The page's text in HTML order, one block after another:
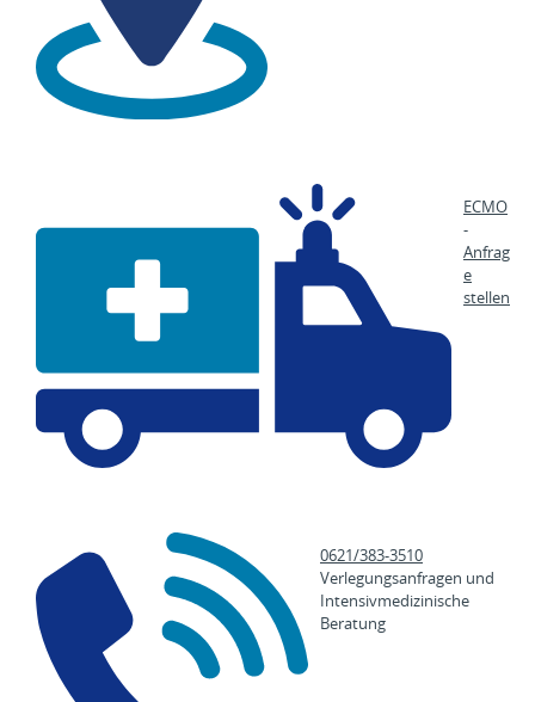
ECMO
-
Anfrag
e
stellen
0621/383-3510
Verlegungsanfragen und
Intensivmedizinische
Beratung